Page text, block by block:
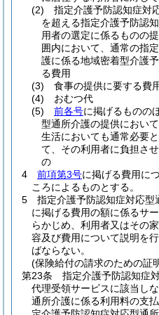
(2)
指定介護予防認知症対
を超える指定介護予防認
用者の選定に係るものの
囲内において、通常の指
護に係る地域密着型介護
る費用
(3)
食事の提供に要する費
(4)
おむつ代
(5)
前各号に掲げるものの
型通所介護の提供におい
生活においても通常必要
て、その利用者に負担さ
の
4
前項第3号に掲げる費用に
ころによるものとする。
5
指定介護予防認知症対応型
に掲げる費用の額に係るサ
らかじめ、利用者又はその
容及び費用について説明を
ばならない。
(保険給付の請求のための証
第23条
指定介護予防認知症
代理受領サービスに該当し
通所介護に係る利用料の支